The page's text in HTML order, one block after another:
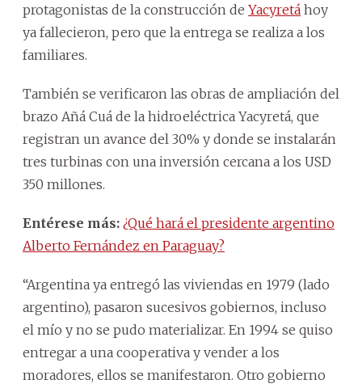
protagonistas de la construcción de Yacyretá hoy
ya fallecieron, pero que la entrega se realiza a los
familiares.
También se verificaron las obras de ampliación del
brazo Añá Cuá de la hidroeléctrica Yacyretá, que
registran un avance del 30% y donde se instalarán
tres turbinas con una inversión cercana a los USD
350 millones.
Entérese más: ¿Qué hará el presidente argentino
Alberto Fernández en Paraguay?
“Argentina ya entregó las viviendas en 1979 (lado
argentino), pasaron sucesivos gobiernos, incluso
el mío y no se pudo materializar. En 1994 se quiso
entregar a una cooperativa y vender a los
moradores, ellos se manifestaron. Otro gobierno